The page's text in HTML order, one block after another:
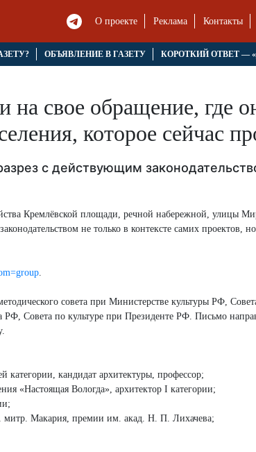
О проекте Реклама Контакты
ОБЪЯВЛЕНИЕ В ГАЗЕТУ КОРОТКИЙ ОТВЕТ —
свое обращение, где
которое сейчас
с действующим
Кремлёвской площади, речной набережной, улицы
не только в контексте самих проектов,
совета при Министерстве культуры РФ,
РФ, Совета по культуре при Президенте РФ. Письмо
категории, кандидат архитектуры, профессор;
«Настоящая Вологда», архитектор I категории;
митр. Макария, премии им. акад. Н. П. Лихачева;